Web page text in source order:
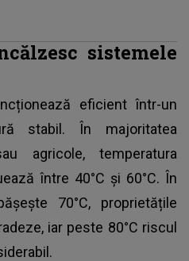
sistemele
eficient într-un
stabil. În majoritatea
agricole, temperatura
între 40°C și 60°C. În
70°C, proprietățile
iar peste 80°C riscul